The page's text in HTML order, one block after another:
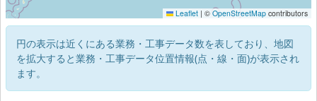
Leaflet | © OpenStreetMap contributors
円の表示は近くにある業務・工事データ数を表しており、地図
を拡大すると業務・工事データ位置情報(点・線・面)が表示され
ます。